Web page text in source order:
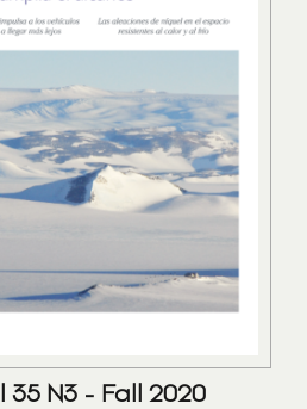
35 N3 - Fall 2020